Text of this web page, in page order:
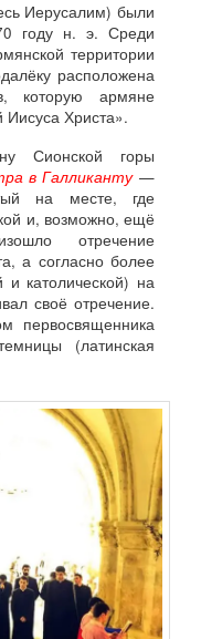
Иерусалим) были
году н. э. Среди
территории
расположена
которую армяне
Иисуса Христа».
Сионской горы
в Галликанту—
на месте, где
и, возможно, ещё
отречение
а согласно более
и католической) на
своё отречение.
первосвященника
(латинская